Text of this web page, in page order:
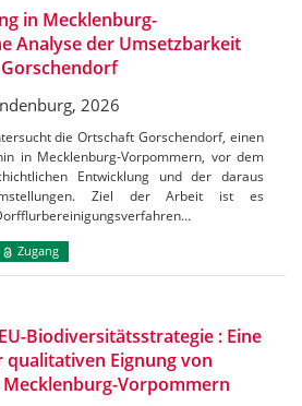
in Mecklenburg-
Analyse der Umsetzbarkeit
2026
die Ortschaft Gorschendorf, einen
in Mecklenburg-Vorpommern, vor dem
Entwicklung und der daraus
Ziel der Arbeit ist es
Zugang
Biodiversitätsstrategie : Eine
Eignung von
Vorpommern